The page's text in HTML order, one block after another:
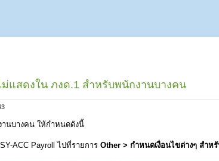
แสดงใน ภงด.1 สำหรับพนักงานบางคน
นบางคน ให้กำหนดดังนี้
ACC Payroll ไปที่รายการ Other > กำหนดเงื่อนไขต่างๆ สำห